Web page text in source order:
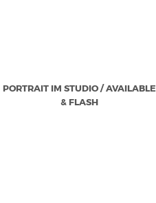
PORTRAIT IM STUDIO / AVAILABLE
& FLASH